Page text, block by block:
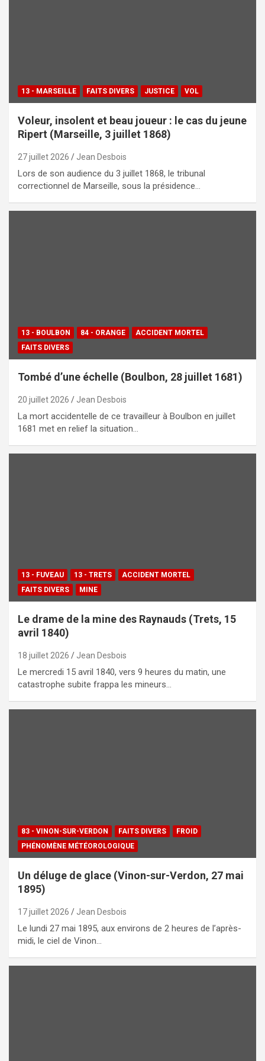
13 - MARSEILLE FAITS DIVERS JUSTICE VOL
Voleur, insolent et beau joueur : le cas du jeune
Ripert (Marseille, 3 juillet 1868)
27 juillet 2026 Jean Desbois
Lors de son audience du 3 juillet 1868, le tribunal
correctionnel de Marseille, sous la présidence…
13 - BOULBON 84 - ORANGE
ACCIDENT MORTEL
FAITS DIVERS
Tombé d’une échelle (Boulbon, 28 juillet 1681)
20 juillet 2026 Jean Desbois
La mort accidentelle de ce travailleur à Boulbon en juillet
1681 met en relief la situation…
13 - FUVEAU 13 - TRETS
ACCIDENT MORTEL
FAITS DIVERS
MINE
Le drame de la mine des Raynauds (Trets, 15
avril 1840)
18 juillet 2026 Jean Desbois
Le mercredi 15 avril 1840, vers 9 heures du matin, une
catastrophe subite frappa les mineurs…
83 - VINON-SUR-VERDON FAITS DIVERS
FROID
PHÉNOMÈNE MÉTÉOROLOGIQUE
Un déluge de glace (Vinon-sur-Verdon, 27 mai
1895)
17 juillet 2026 Jean Desbois
Le lundi 27 mai 1895, aux environs de 2 heures de l’après-
midi, le ciel de Vinon…